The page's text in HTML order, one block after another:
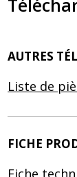
AUTRES
Liste de
FICHE
Fiche